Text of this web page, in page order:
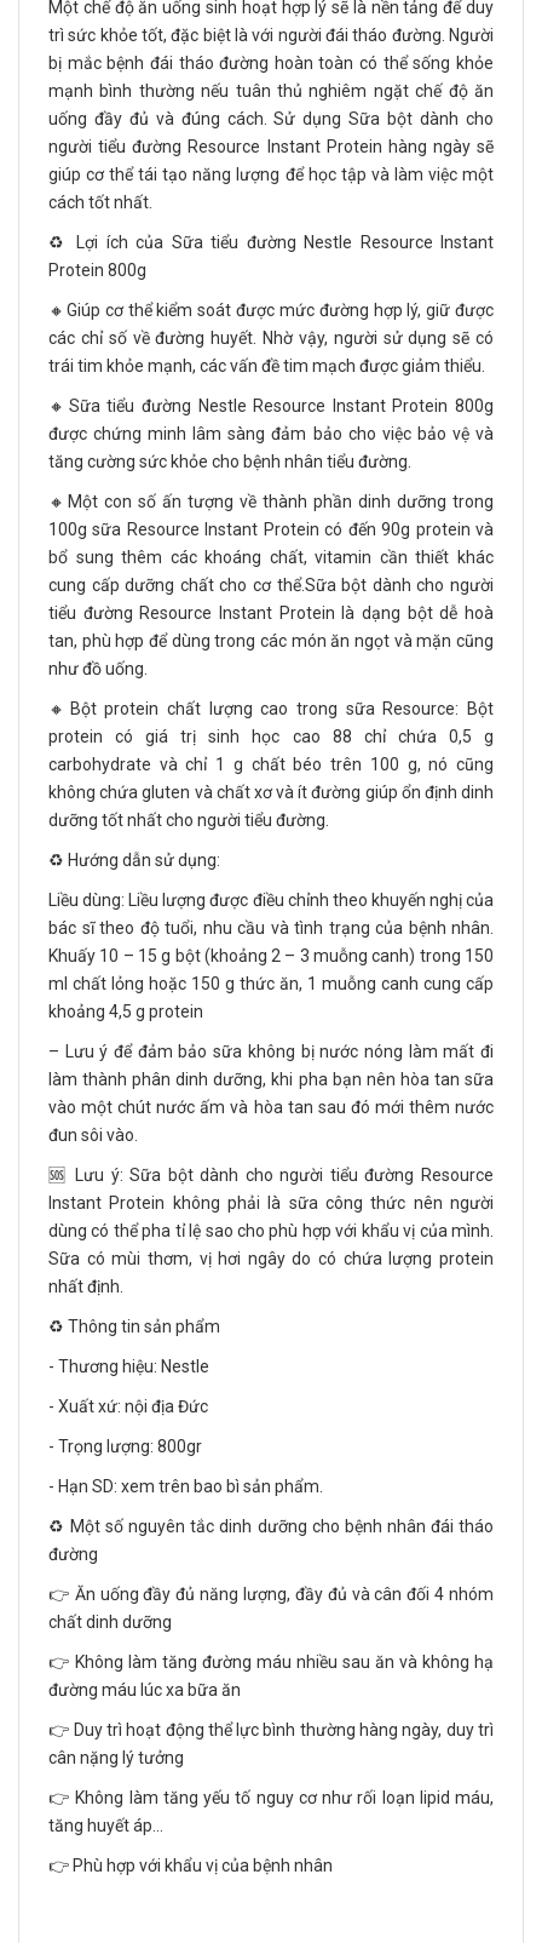
Một chế độ ăn uống sinh hoạt hợp lý sẽ là nền tảng để duy
trì sức khỏe tốt, đặc biệt là với người đái tháo đường. Người
bị mắc bệnh đái tháo đường hoàn toàn có thể sống khỏe
mạnh bình thường nếu tuân thủ nghiêm ngặt chế độ ăn
uống đầy đủ và đúng cách. Sử dụng Sữa bột dành cho
người tiểu đường Resource Instant Protein hàng ngày sẽ
giúp cơ thể tái tạo năng lượng để học tập và làm việc một
cách tốt nhất.
♻️ Lợi ích của Sữa tiểu đường Nestle Resource Instant
Protein 800g
🔸Giúp cơ thể kiểm soát được mức đường hợp lý, giữ được
các chỉ số về đường huyết. Nhờ vậy, người sử dụng sẽ có
trái tim khỏe mạnh, các vấn đề tim mạch được giảm thiểu.
🔸Sữa tiểu đường Nestle Resource Instant Protein 800g
được chứng minh lâm sàng đảm bảo cho việc bảo vệ và
tăng cường sức khỏe cho bệnh nhân tiểu đường.
🔸Một con số ấn tượng về thành phần dinh dưỡng trong
100g sữa Resource Instant Protein có đến 90g protein và
bổ sung thêm các khoáng chất, vitamin cần thiết khác
cung cấp dưỡng chất cho cơ thể.Sữa bột dành cho người
tiểu đường Resource Instant Protein là dạng bột dễ hoà
tan, phù hợp để dùng trong các món ăn ngọt và mặn cũng
như đồ uống.
🔸Bột protein chất lượng cao trong sữa Resource: Bột
protein có giá trị sinh học cao 88 chỉ chứa 0,5 g
carbohydrate và chỉ 1 g chất béo trên 100 g, nó cũng
không chứa gluten và chất xơ và ít đường giúp ổn định dinh
dưỡng tốt nhất cho người tiểu đường.
♻️ Hướng dẫn sử dụng:
Liều dùng: Liều lượng được điều chỉnh theo khuyến nghị của
bác sĩ theo độ tuổi, nhu cầu và tình trạng của bệnh nhân.
Khuấy 10 – 15 g bột (khoảng 2 – 3 muỗng canh) trong 150
ml chất lỏng hoặc 150 g thức ăn, 1 muỗng canh cung cấp
khoảng 4,5 g protein
– Lưu ý để đảm bảo sữa không bị nước nóng làm mất đi
làm thành phân dinh dưỡng, khi pha bạn nên hòa tan sữa
vào một chút nước ấm và hòa tan sau đó mới thêm nước
đun sôi vào.
🆘 Lưu ý: Sữa bột dành cho người tiểu đường Resource
Instant Protein không phải là sữa công thức nên người
dùng có thể pha tỉ lệ sao cho phù hợp với khẩu vị của mình.
Sữa có mùi thơm, vị hơi ngây do có chứa lượng protein
nhất định.
♻️ Thông tin sản phẩm
- Thương hiệu: Nestle
- Xuất xứ: nội địa Đức
- Trọng lượng: 800gr
- Hạn SD: xem trên bao bì sản phẩm.
♻️ Một số nguyên tắc dinh dưỡng cho bệnh nhân đái tháo
đường
👉 Ăn uống đầy đủ năng lượng, đầy đủ và cân đối 4 nhóm
chất dinh dưỡng
👉 Không làm tăng đường máu nhiều sau ăn và không hạ
đường máu lúc xa bữa ăn
👉 Duy trì hoạt động thể lực bình thường hàng ngày, duy trì
cân nặng lý tưởng
👉 Không làm tăng yếu tố nguy cơ như rối loạn lipid máu,
tăng huyết áp...
👉 Phù hợp với khẩu vị của bệnh nhân